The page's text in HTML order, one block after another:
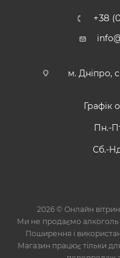
+38
м. Дніпро,
Графік
Пн.-
Сб.-
2026 © Онлайн
Ми не продаємо алкоголь
Поширення і
Магазин працює тільки